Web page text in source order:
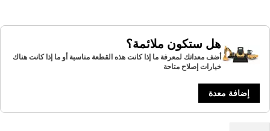
هل ستكون ملائمة؟
أضف معداتك لمعرفة ما إذا كانت هذه القطعة مناسبة أو ما إذا كانت هناك
خيارات إصلاح متاحة
إضافة معدة